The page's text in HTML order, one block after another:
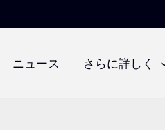
ニュース さらに詳しく